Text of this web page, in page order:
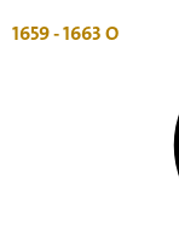
1659 - 1663O